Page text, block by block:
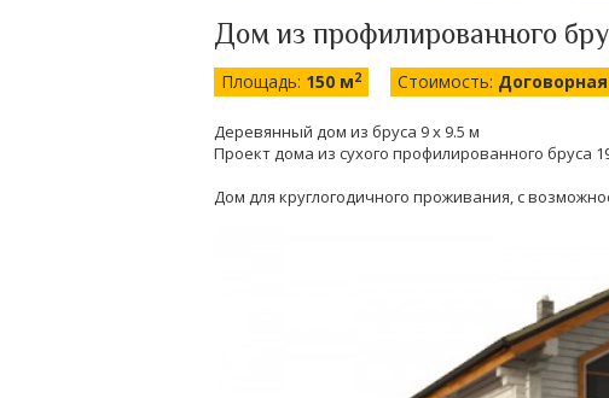
Дом из профилированного
Площадь: 150 м2 Стоимость: Договорная
Деревянный дом из бруса 9 х 9.5 м
Проект дома из сухого профилированного бруса
Дом для круглогодичного проживания, с